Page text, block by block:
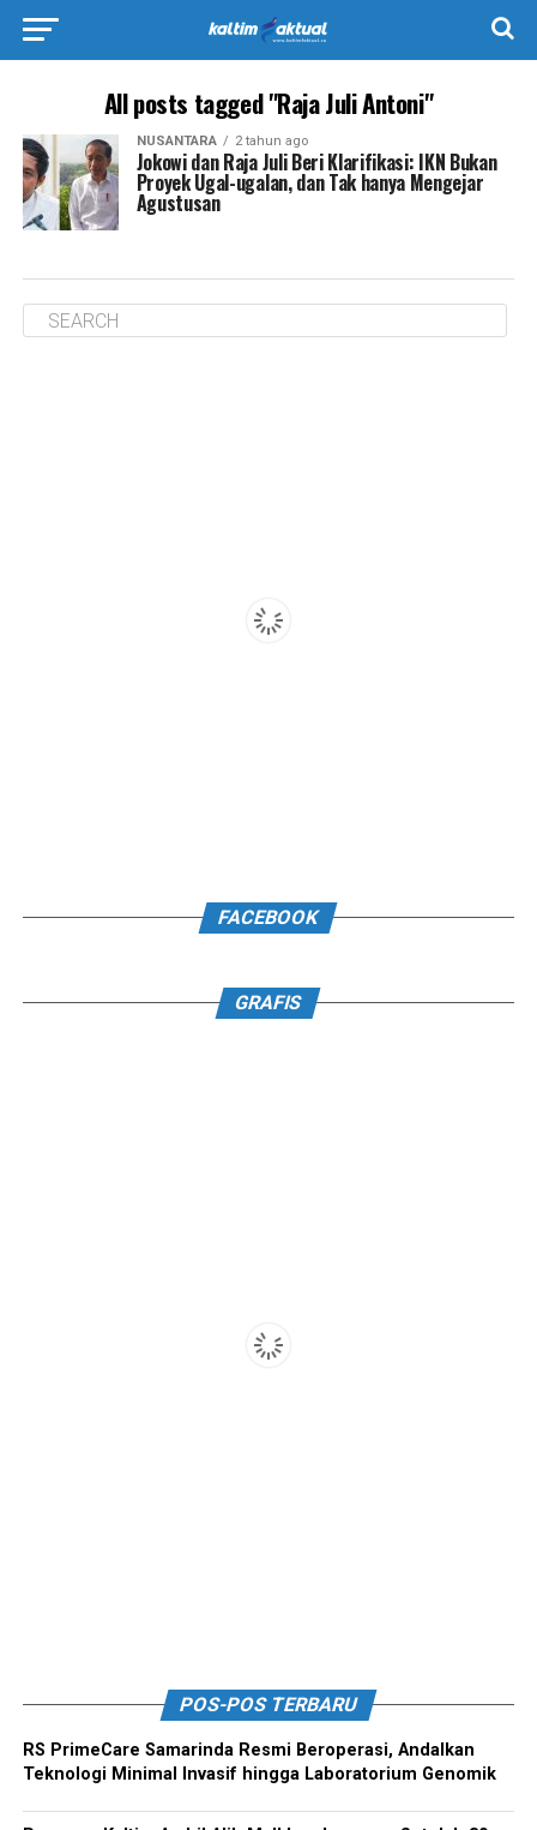
All posts tagged "Raja Juli Antoni"
NUSANTARA 2 tahun ago
Jokowi dan Raja Juli Beri Klarifikasi: IKN Bukan
Proyek Ugal-ugalan, dan Tak hanya Mengejar
Agustusan
FACEBOOK
GRAFIS
POS-POS TERBARU
RS PrimeCare Samarinda Resmi Beroperasi, Andalkan
Teknologi Minimal Invasif hingga Laboratorium Genomik